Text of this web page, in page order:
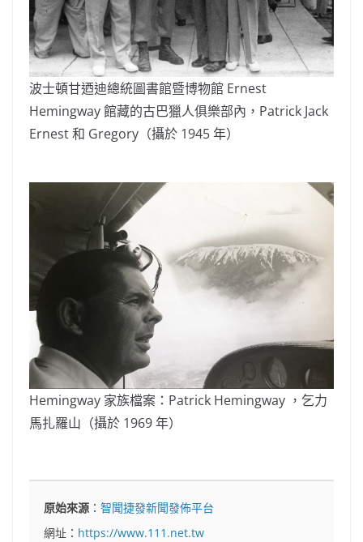
波士頓甘迺迪總統圖書館暨博物館 Ernest
Hemingway 館藏的古巴獵人俱樂部內，Patrick Jack
Ernest 和 Gregory（攝於 1945 年）
Hemingway 家族檔案：Patrick Hemingway ，乞力
馬扎羅山（攝於 1969 年）
原始來源 ：智聞捷發新聞發佈平台
網址： https://www.111.net.tw